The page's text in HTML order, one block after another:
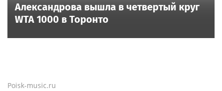
Александрова вышла в четвертый круг
WTA 1000 в Торонто
Poisk-music.ru